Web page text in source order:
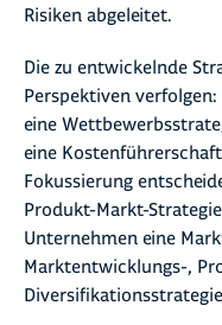
Risiken abgeleitet.
Die zu entwickelnde
Perspektiven
eine
eine
Fokussierung
Produkt-Markt-
Unternehmen eine
Marktentwicklungs-,